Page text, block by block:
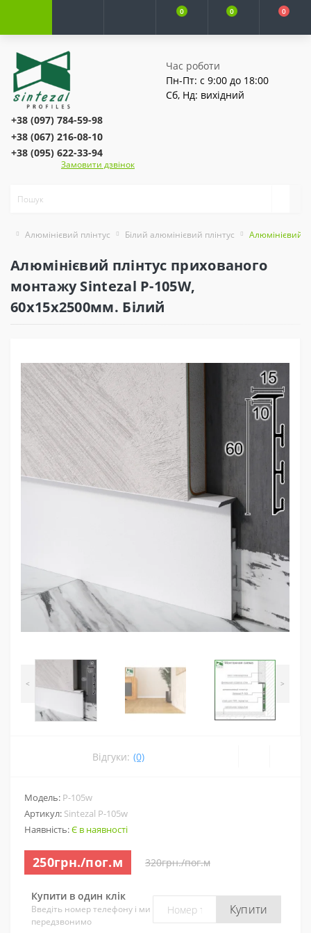
0 0 0
Час роботи
Пн-Пт: с 9:00 до 18:00
Сб, Нд: вихідний
+38 (097) 784-59-98
+38 (067) 216-08-10
+38 (095) 622-33-94
Замовити дзвінок
Алюмінієвий плінтус Білий алюмінієвий плінтус Алюмінієвий
Алюмінієвий плінтус прихованого
монтажу Sintezal Р-105W,
60х15х2500мм. Білий
< >
Відгуки: (0)
Модель: P-105w
Артикул: Sintezal P-105w
Наявність:Є в наявності
250грн./пог.м 320грн./пог.м
Купити в один клік
Введіть номер телефону і ми
передзвонимо
Купити